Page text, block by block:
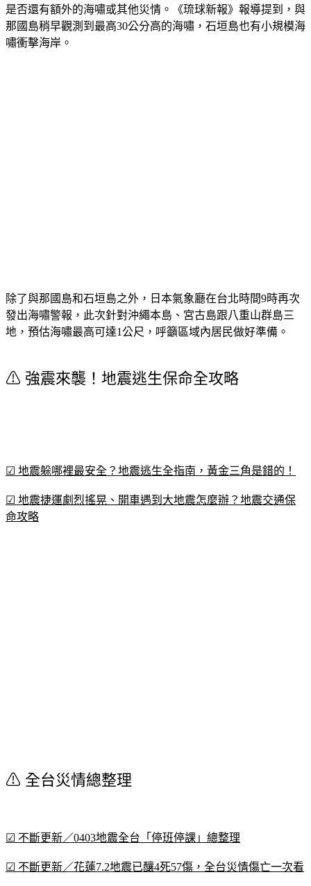
那國島稍早觀測到最高30公分高的海嘯，石垣島也有小規模海
嘯衝擊海岸。
發出海嘯警報，此次針對沖繩本島、宮古島跟八重山群島三
地，預估海嘯最高可達1公尺，呼籲區域內居民做好準備。
命攻略